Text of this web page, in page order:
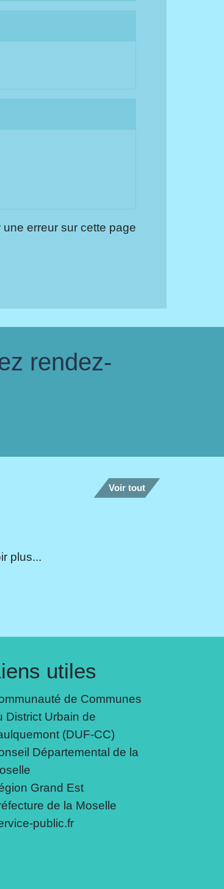
une erreur sur cette page
rendez-
Voir tout
plus...
utiles
de Communes
District Urbain de
(DUF-CC)
Départemental de la
Grand Est
de la Moselle
public.fr